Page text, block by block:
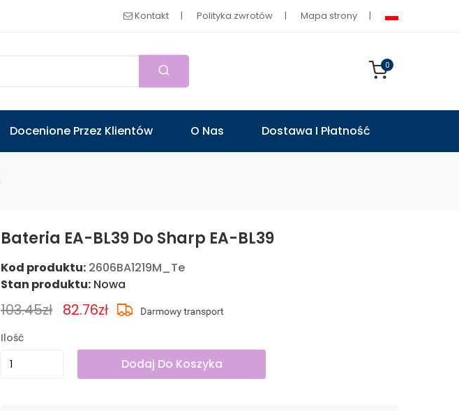
Kontakt Polityka zwrotów Mapa strony
0
Docenione Przez Klientów O Nas Dostawa I Płatność
Bateria EA-BL39 Do Sharp EA-BL39
Kod produktu: 2606BA1219M_Te
Stan produktu: Nowa
103.45zł 82.76zł
Ilość
Dodaj Do Koszyka